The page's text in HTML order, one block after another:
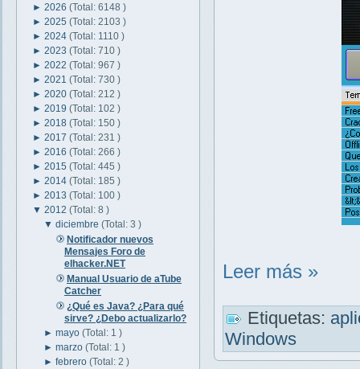
► 2026 (Total: 6148 )
► 2025 (Total: 2103 )
► 2024 (Total: 1110 )
► 2023 (Total: 710 )
► 2022 (Total: 967 )
► 2021 (Total: 730 )
► 2020 (Total: 212 )
► 2019 (Total: 102 )
► 2018 (Total: 150 )
► 2017 (Total: 231 )
► 2016 (Total: 266 )
► 2015 (Total: 445 )
► 2014 (Total: 185 )
► 2013 (Total: 100 )
▼ 2012 (Total: 8 )
▼diciembre(Total: 3 )
Notificador nuevos
Mensajes Foro de
elhacker.NET
Manual Usuario de aTube
Catcher
¿Qué es Java? ¿Para qué
sirve? ¿Debo actualizarlo?
►mayo(Total: 1 )
►marzo(Total: 1 )
►febrero(Total: 2 )
Leer más »
Etiquetas:
Windows